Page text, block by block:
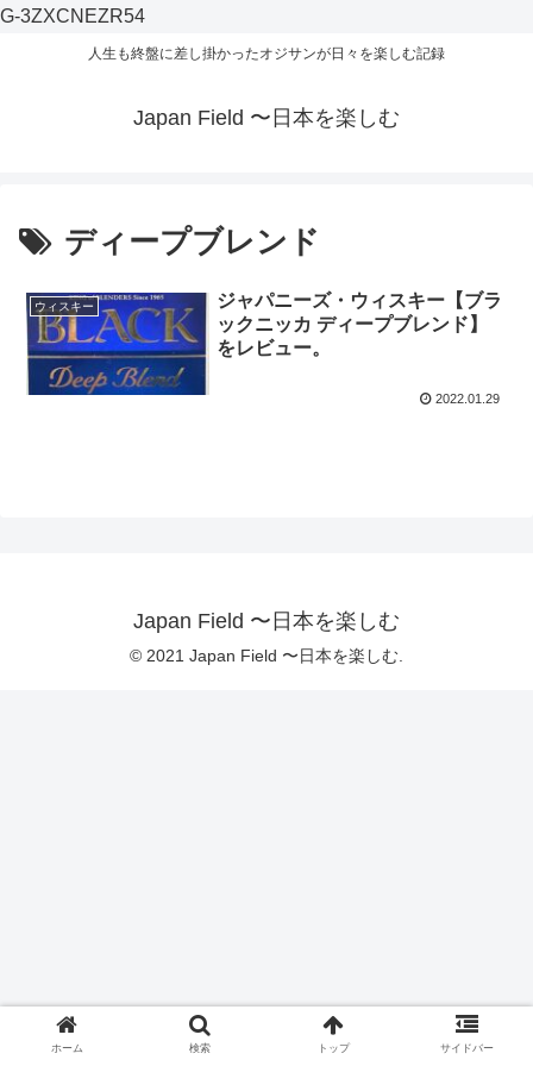
G-3ZXCNEZR54
人生も終盤に差し掛かったオジサンが日々を楽しむ記録
Japan Field 〜日本を楽しむ
ディープブレンド
ウィスキー
ジャパニーズ・ウィスキー【ブラ
ックニッカ ディープブレンド】
をレビュー。
2022.01.29
Japan Field 〜日本を楽しむ
© 2021 Japan Field 〜日本を楽しむ.
ホーム 検索 トップ サイドバー